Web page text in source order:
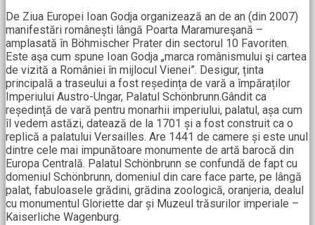
De Ziua Europei Ioan Godja organizează an de an (din 2007)
manifestări românești lângă Poarta Maramureşană –
amplasată în Böhmischer Prater din sectorul 10 Favoriten.
Este aşa cum spune Ioan Godja „marca românismului şi cartea
de vizită a României în mijlocul Vienei”. Desigur, ținta
principală a traseului a fost reședința de vară a împăraților
Imperiului Austro-Ungar, Palatul Schönbrunn.Gândit ca
reședință de vară pentru monarhii imperiului, palatul, așa cum
îl vedem astăzi, datează de la 1701 și a fost construit ca o
replică a palatului Versailles. Are 1441 de camere și este unul
dintre cele mai impunătoare monumente de artă barocă din
Europa Centrală. Palatul Schönbrunn se confundă de fapt cu
domeniul Schönbrunn, domeniul din care face parte, pe lângă
palat, fabuloasele grădini, grădina zoologică, oranjeria, dealul
cu monumentul Gloriette dar și Muzeul trăsurilor imperiale –
Kaiserliche Wagenburg.